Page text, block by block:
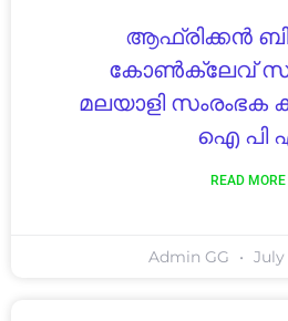
ആഫ്രിക്കൻ
കോൺക്ലേവ്
മലയാളി സംരംഭക
ഐ പി
READ MORE
Admin GG July